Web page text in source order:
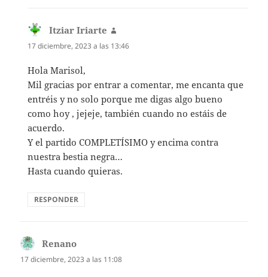
Itziar Iriarte
17 diciembre, 2023 a las 13:46
Hola Marisol,
Mil gracias por entrar a comentar, me encanta que
entréis y no solo porque me digas algo bueno
como hoy , jejeje, también cuando no estáis de
acuerdo.
Y el partido COMPLETÍSIMO y encima contra
nuestra bestia negra…
Hasta cuando quieras.
RESPONDER
Renano
17 diciembre, 2023 a las 11:08